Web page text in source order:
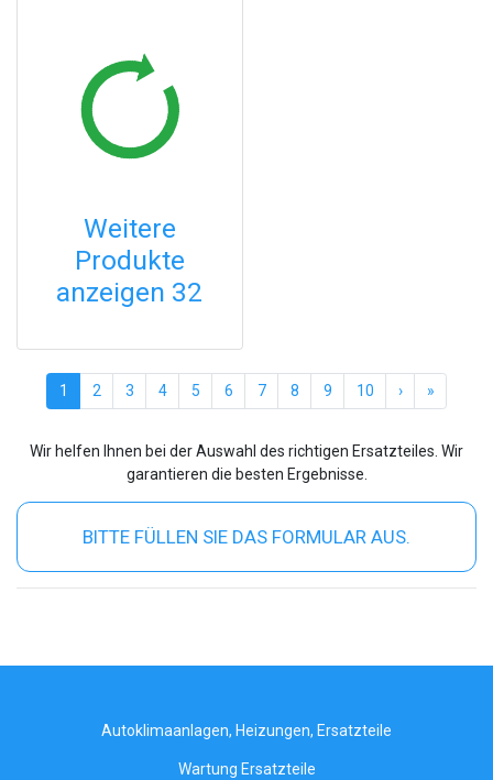
Weitere
Produkte
anzeigen 32
1 (current)
2 3 4 5 6 7 8 9 10 › »
Wir helfen Ihnen bei der Auswahl des richtigen Ersatzteiles. Wir
garantieren die besten Ergebnisse.
BITTE FÜLLEN SIE DAS FORMULAR AUS.
Autoklimaanlagen, Heizungen, Ersatzteile
Wartung Ersatzteile